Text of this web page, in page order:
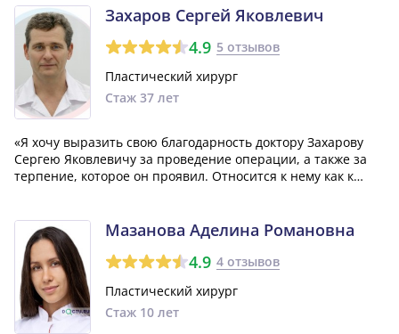
сказать, что выбор оказался правил...»
Захаров Сергей Яковлевич
4.9 5 отзывов
Пластический хирург
Стаж 37 лет
«Я хочу выразить свою благодарность доктору Захарову
Сергею Яковлевичу за проведение операции, а также за
терпение, которое он проявил. Относится к нему как к
липофилинга груди, и результатам...»
Мазанова Аделина Романовна
4.9 4 отзывов
Пластический хирург
Стаж 10 лет